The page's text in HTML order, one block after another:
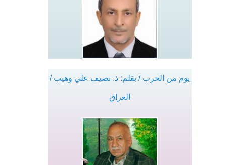
يوم من الحرب / بقلم: ذ. نصيف علي وهيب /
العراق